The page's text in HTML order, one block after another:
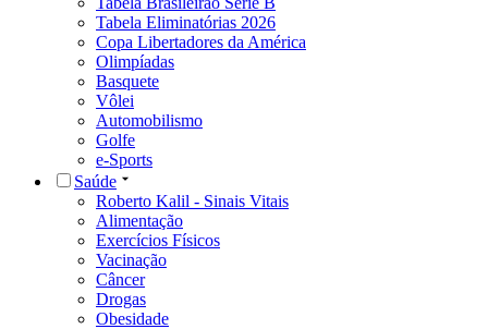
Tabela Eliminatórias 2026
Copa Libertadores da América
Olimpíadas
Basquete
Vôlei
Automobilismo
Golfe
e-Sports
Saúde
Roberto Kalil - Sinais Vitais
Alimentação
Exercícios Físicos
Vacinação
Câncer
Drogas
Obesidade